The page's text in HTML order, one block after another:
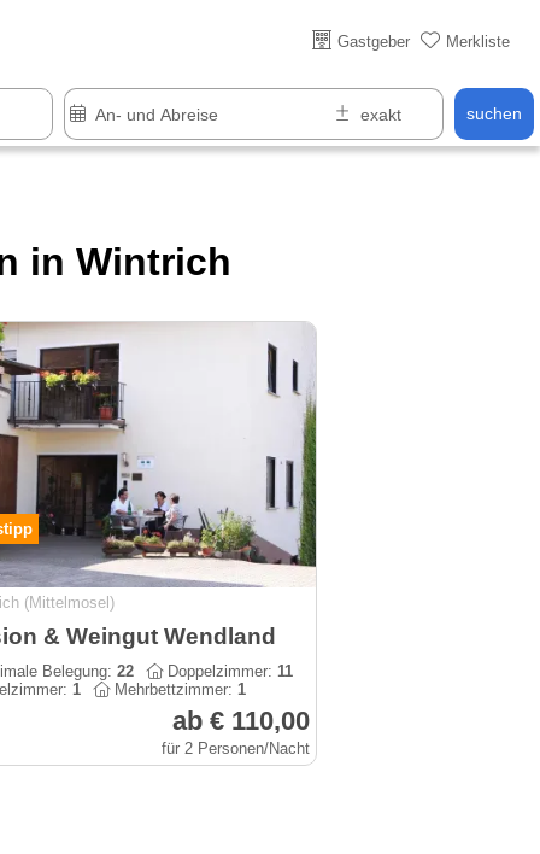
Gastgeber Merkliste
suchen
Über 25 Jahre online
in Wintrich
(Mittelmosel)
& Weingut Wendland
Belegung:22 Doppelzimmer:11
1 Mehrbettzimmer:1
ab € 110,00
für 2 Personen/Nacht